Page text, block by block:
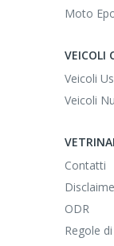
Moto
VEICOLI
Veicoli
Veicoli
Contatti
ODR
Regole